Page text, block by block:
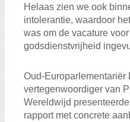
Helaas zien we ook
intolerantie, waardoor
was om de vacature
godsdienstvrijheid
Oud-Europarlementariër
vertegenwoordiger van
Wereldwijd
rapport met concrete